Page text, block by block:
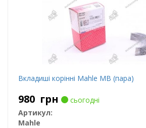
Вкладиші корінні Mahle MB (пара)
980 грн
сьогодні
Артикул:
Mahle